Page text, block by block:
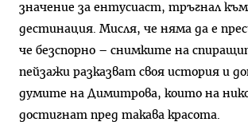
значение за ентусиаст, тръгнал
дестинация. Мисля, че няма да е
че безспорно – снимките на
пейзажи разказват своя история и
думите на Димитрова, които на
достигнат пред такава красота.